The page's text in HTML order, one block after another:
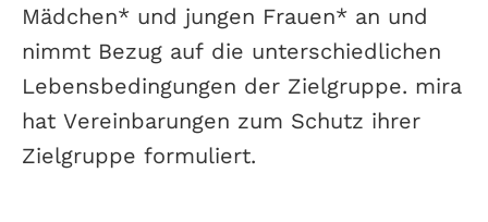
Mädchen* und jungen Frauen* an und
nimmt Bezug auf die unterschiedlichen
Lebensbedingungen der Zielgruppe. mira
hat Vereinbarungen zum Schutz ihrer
Zielgruppe formuliert.